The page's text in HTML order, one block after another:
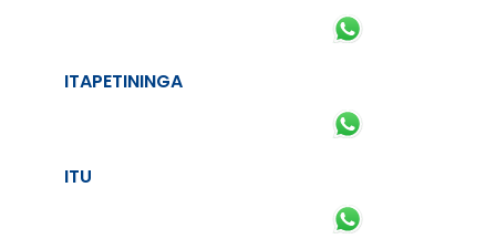
ITAPETININGA
ITU